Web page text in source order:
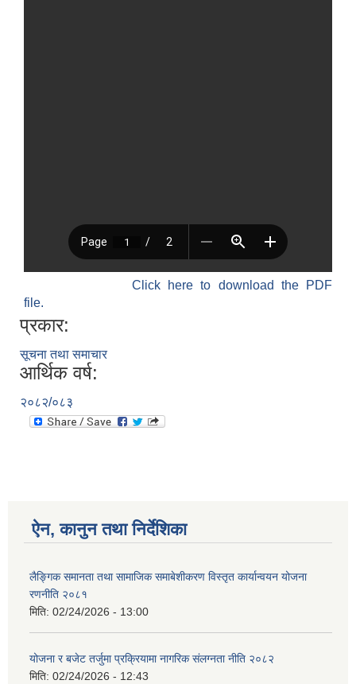
Click here to download the PDF
file.
प्रकार:
सूचना तथा समाचार
आर्थिक वर्ष:
२०८२/०८३
ऐन, कानुन तथा निर्देशिका
लैङ्गिक समानता तथा सामाजिक समाबेशीकरण विस्तृत कार्यान्वयन योजना
रणनीति २०८१
मिति: 02/24/2026 - 13:00
योजना र बजेट तर्जुमा प्रक्रियामा नागरिक संलग्नता नीति २०८२
मिति: 02/24/2026 - 12:43